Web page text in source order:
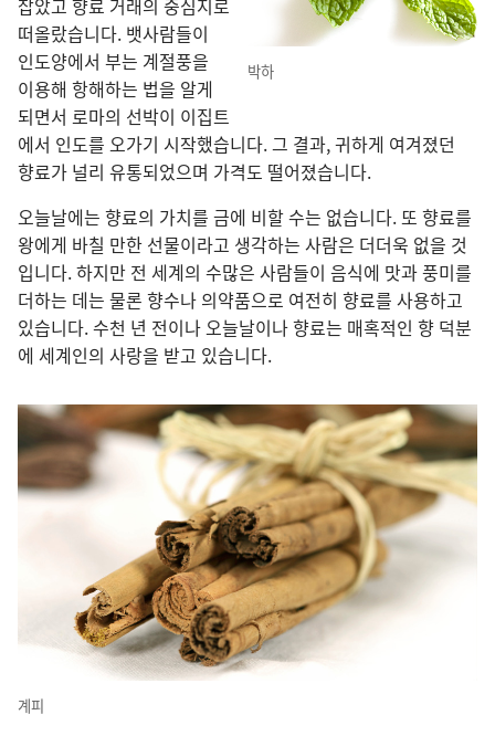
박하
잡았고 향료 거래의 중심지 로
떠올랐습니다. 뱃사람들이
인도양에서 부는 계절풍을
이용해 항해하는 법을 알게
되면서 로마의 선박이 이집트
에서 인도를 오가기 시작했습니다. 그 결과, 귀하게 여겨졌던
향료가 널리 유통되었으며 가격도 떨어졌습니다.
오늘날에는 향료의 가치를 금에 비할 수는 없습니다. 또 향료를
왕에게 바칠 만한 선물이라고 생각하는 사람은 더더욱 없을 것
입니다. 하지만 전 세계의 수많은 사람들이 음식에 맛과 풍미를
더하는 데는 물론 향수나 의약품으로 여전히 향료를 사용하고
있습니다. 수천 년 전이나 오늘날이나 향료는 매혹적인 향 덕분
에 세계인의 사랑을 받고 있습니다.
계피